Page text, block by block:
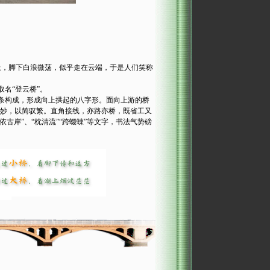
下白浪微荡，似乎走在云端，于是人们笑称
“登云桥”。
成，形成向上拱起的八字形。面向上游的桥
，以简驭繁。直角接线，亦路亦桥，既省工又
古岸”、“枕清流”“跨蝃蝀”等文字，书法气势磅